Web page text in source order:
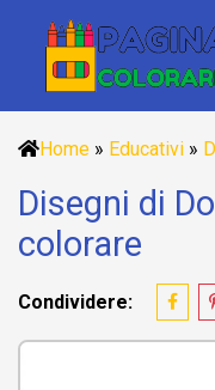
Home » Educativi »
Disegni di
colorare
Condividere: